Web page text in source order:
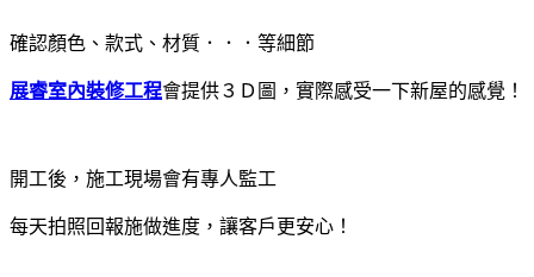
確認顏色、款式、材質．．．等細節
展睿室內裝修工程會提供３Ｄ圖，實際感受一下新屋的感覺！
開工後，施工現場會有專人監工
每天拍照回報施做進度，讓客戶更安心！